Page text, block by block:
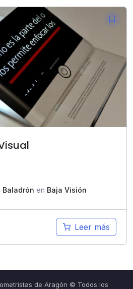
Baladrón en Baja Visión
Leer más
de Aragón © Todos los